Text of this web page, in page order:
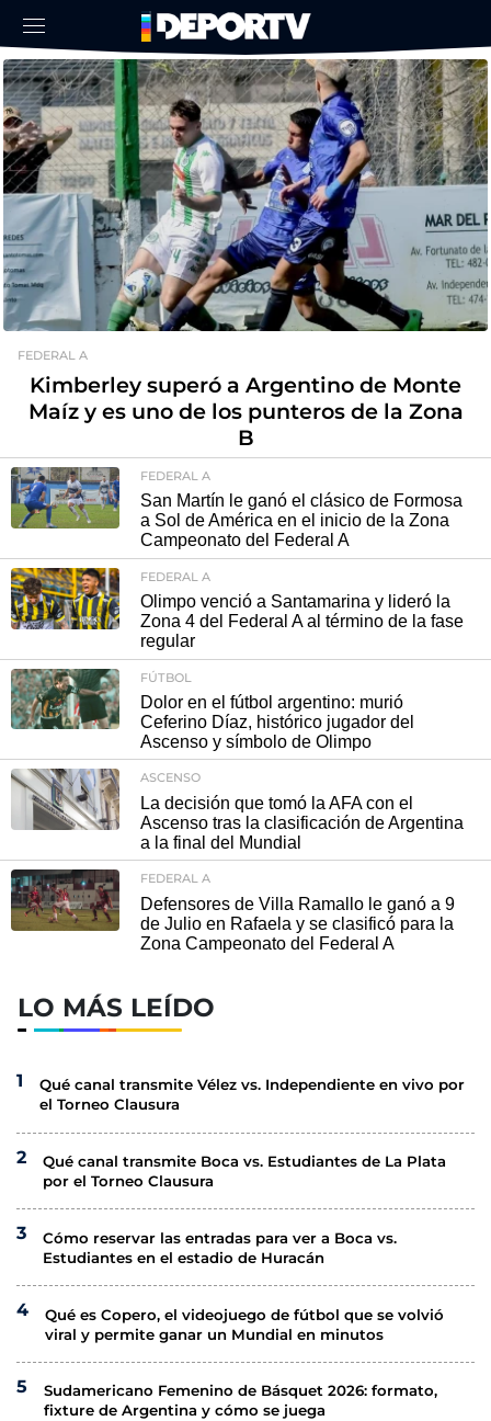
FEDERAL A
Kimberley superó a Argentino de Monte
Maíz y es uno de los punteros de la Zona
B
FEDERAL A
San Martín le ganó el clásico de Formosa
a Sol de América en el inicio de la Zona
Campeonato del Federal A
FEDERAL A
Olimpo venció a Santamarina y lideró la
Zona 4 del Federal A al término de la fase
regular
FÚTBOL
Dolor en el fútbol argentino: murió
Ceferino Díaz, histórico jugador del
Ascenso y símbolo de Olimpo
ASCENSO
La decisión que tomó la AFA con el
Ascenso tras la clasificación de Argentina
a la final del Mundial
FEDERAL A
Defensores de Villa Ramallo le ganó a 9
de Julio en Rafaela y se clasificó para la
Zona Campeonato del Federal A
LO MÁS LEÍDO
Qué canal transmite Vélez vs. Independiente en vivo por
el Torneo Clausura
Qué canal transmite Boca vs. Estudiantes de La Plata
por el Torneo Clausura
Cómo reservar las entradas para ver a Boca vs.
Estudiantes en el estadio de Huracán
Qué es Copero, el videojuego de fútbol que se volvió
viral y permite ganar un Mundial en minutos
Sudamericano Femenino de Básquet 2026: formato,
fixture de Argentina y cómo se juega